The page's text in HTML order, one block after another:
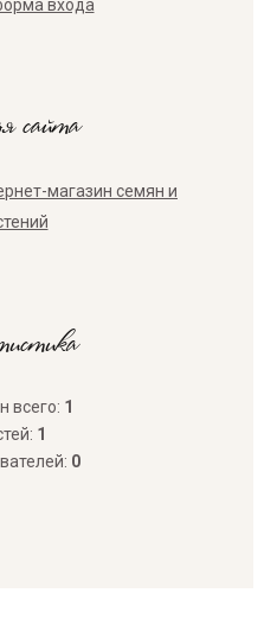
входа
сайта
магазин семян и
всего: 1
1
0